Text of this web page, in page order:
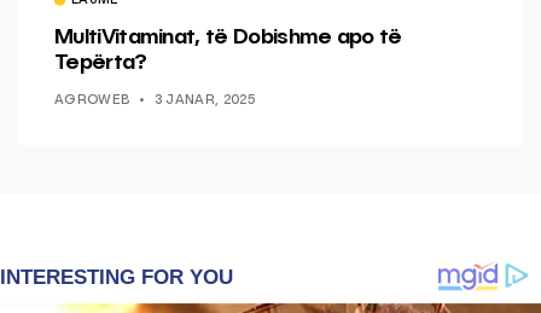
MultiVitaminat, të Dobishme apo të
Tepërta?
AGROWEB 3 JANAR, 2025